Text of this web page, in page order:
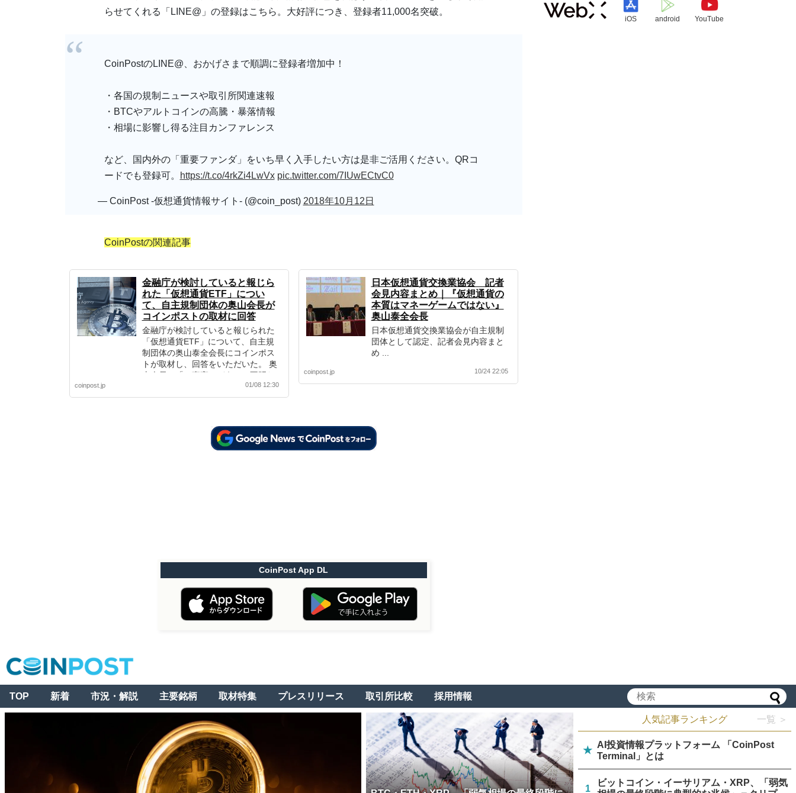
らせてくれる「LINE@」の登録はこちら。大好評につき、登録者11,000名突破。
CoinPostのLINE@、おかげさまで順調に登録者増加中！
・各国の規制ニュースや取引所関連速報
・BTCやアルトコインの高騰・暴落情報
・相場に影響し得る注目カンファレンス
など、国内外の「重要ファンダ」をいち早く入手したい方は是非ご活用ください。QRコ
ードでも登録可。
https://t.co/4rkZi4LwVx pic.twitter.com/7IUwECtvC0
— CoinPost -仮想通貨情報サイト- (@coin_post) 2018年10月12日
CoinPostの関連記事
金融庁が検討していると報じら
れた「仮想通貨ETF」につい
て、自主規制団体の奥山会長が
コインポストの取材に回答
金融庁が検討していると報じられた
「仮想通貨ETF」について、自主規
制団体の奥山泰全会長にコインポス
トが取材し、回答をいただいた。 奥
山会長は「（事実かどうかは不明だ
が）当局においては、米国の金融当
局の情報も拾っているだろうから検
coinpost.jp 01/08 12:30
日本仮想通貨交換業協会 記者
会見内容まとめ｜『仮想通貨の
本質はマネーゲームではない』
奥山泰全会長
日本仮想通貨交換業協会が自主規制
団体として認定、記者会見内容まと
め ...
coinpost.jp 10/24 22:05
CoinPost App DL
iOS android YouTube
TOP 新着 市況・解説 主要銘柄 取材特集 プレスリリース 取引所比較 採用情報
人気記事ランキング 一覧 ＞
★
AI投資情報プラットフォーム 「CoinPost
Terminal」とは
1
ビットコイン・イーサリアム・XRP、「弱気